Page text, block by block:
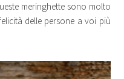
meringhette sono molto
delle persone a voi più